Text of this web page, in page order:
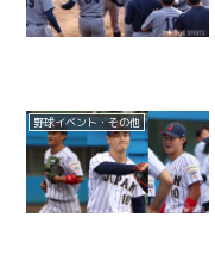
野球イベント・その他